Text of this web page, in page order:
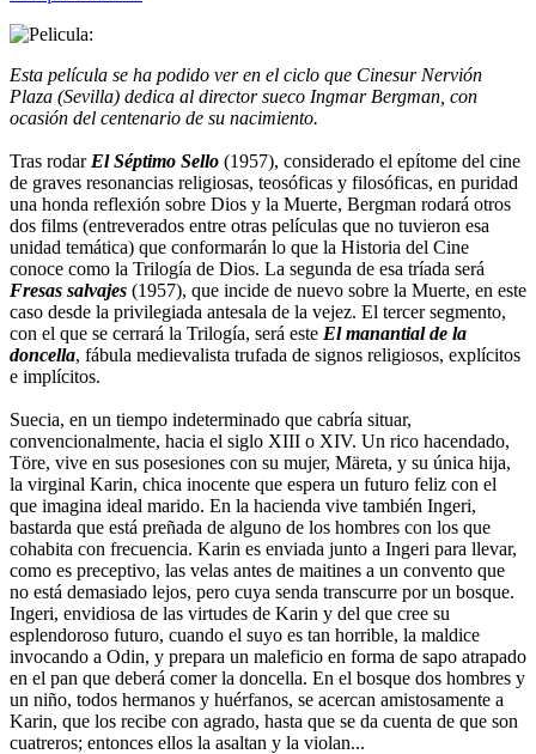
Esta película se ha podido ver en el ciclo que Cinesur Nervión
Plaza (Sevilla) dedica al director sueco Ingmar Bergman, con
ocasión del centenario de su nacimiento.
Tras rodar El Séptimo Sello (1957), considerado el epítome del cine
de graves resonancias religiosas, teosóficas y filosóficas, en puridad
una honda reflexión sobre Dios y la Muerte, Bergman rodará otros
dos films (entreverados entre otras películas que no tuvieron esa
unidad temática) que conformarán lo que la Historia del Cine
conoce como la Trilogía de Dios. La segunda de esa tríada será
Fresas salvajes (1957), que incide de nuevo sobre la Muerte, en este
caso desde la privilegiada antesala de la vejez. El tercer segmento,
con el que se cerrará la Trilogía, será este El manantial de la
doncella, fábula medievalista trufada de signos religiosos, explícitos
e implícitos.
Suecia, en un tiempo indeterminado que cabría situar,
convencionalmente, hacia el siglo XIII o XIV. Un rico hacendado,
Töre, vive en sus posesiones con su mujer, Märeta, y su única hija,
la virginal Karin, chica inocente que espera un futuro feliz con el
que imagina ideal marido. En la hacienda vive también Ingeri,
bastarda que está preñada de alguno de los hombres con los que
cohabita con frecuencia. Karin es enviada junto a Ingeri para llevar,
como es preceptivo, las velas antes de maitines a un convento que
no está demasiado lejos, pero cuya senda transcurre por un bosque.
Ingeri, envidiosa de las virtudes de Karin y del que cree su
esplendoroso futuro, cuando el suyo es tan horrible, la maldice
invocando a Odin, y prepara un maleficio en forma de sapo atrapado
en el pan que deberá comer la doncella. En el bosque dos hombres y
un niño, todos hermanos y huérfanos, se acercan amistosamente a
Karin, que los recibe con agrado, hasta que se da cuenta de que son
cuatreros; entonces ellos la asaltan y la violan...